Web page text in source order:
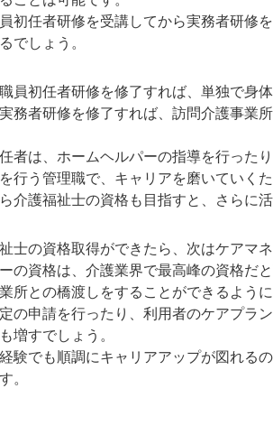
初任者研修を受講してから実務者研修
でしょう。
員初任者研修を修了すれば、単独で身
務者研修を修了すれば、訪問介護事業
者は、ホームヘルパーの指導を行った
行う管理職で、キャリアを磨いていく
介護福祉士の資格も目指すと、さらに
士の資格取得ができたら、次はケアマ
の資格は、介護業界で最高峰の資格だ
所との橋渡しをすることができるように
の申請を行ったり、利用者のケアプラ
増すでしょう。
験でも順調にキャリアアップが図れる
。